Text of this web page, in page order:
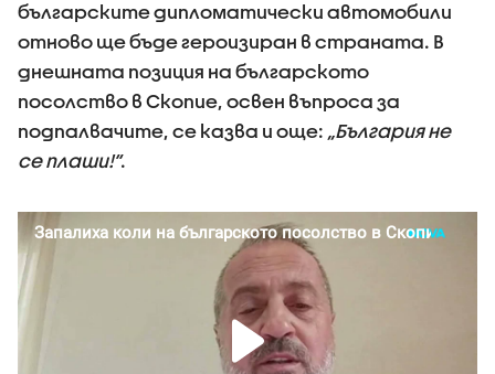
българските дипломатически автомобили
отново ще бъде героизиран в страната. В
днешната позиция на българското
посолство в Скопие, освен въпроса за
подпалвачите, се казва и още: „България не
се плаши!“.